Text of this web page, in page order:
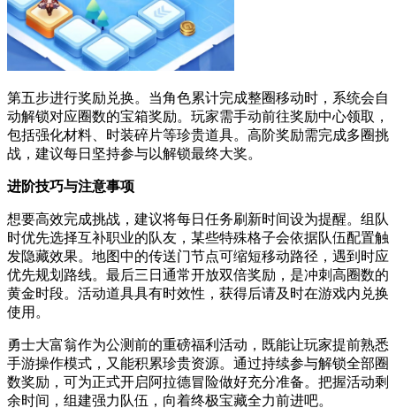
第五步进行奖励兑换。当角色累计完成整圈移动时，系统会自
动解锁对应圈数的宝箱奖励。玩家需手动前往奖励中心领取，
包括强化材料、时装碎片等珍贵道具。高阶奖励需完成多圈挑
战，建议每日坚持参与以解锁最终大奖。
进阶技巧与注意事项
想要高效完成挑战，建议将每日任务刷新时间设为提醒。组队
时优先选择互补职业的队友，某些特殊格子会依据队伍配置触
发隐藏效果。地图中的传送门节点可缩短移动路径，遇到时应
优先规划路线。最后三日通常开放双倍奖励，是冲刺高圈数的
黄金时段。活动道具具有时效性，获得后请及时在游戏内兑换
使用。
勇士大富翁作为公测前的重磅福利活动，既能让玩家提前熟悉
手游操作模式，又能积累珍贵资源。通过持续参与解锁全部圈
数奖励，可为正式开启阿拉德冒险做好充分准备。把握活动剩
余时间，组建强力队伍，向着终极宝藏全力前进吧。